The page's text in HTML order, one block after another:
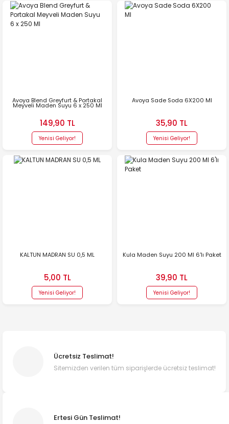
Avoya Blend Greyfurt & Portakal
Meyveli Maden Suyu 6 x 250 Ml
149,90 TL
Yenisi Geliyor!
Avoya Sade Soda 6X200 Ml
35,90 TL
Yenisi Geliyor!
KALTUN MADRAN SU 0,5 ML
5,00 TL
Yenisi Geliyor!
Kula Maden Suyu 200 Ml 6'lı Paket
39,90 TL
Yenisi Geliyor!
Ücretsiz Teslimat!
Sitemizden verilen tüm siparişlerde ücretsiz teslimat!
Ertesi Gün Teslimat!